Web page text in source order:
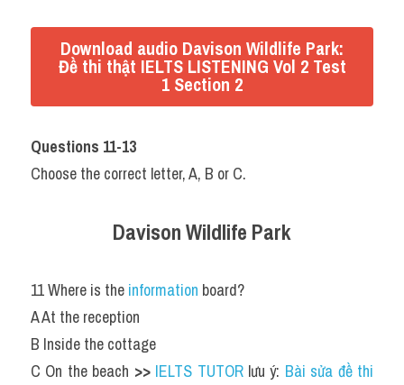
Download audio Davison Wildlife Park:
Đề thi thật IELTS LISTENING Vol 2 Test
1 Section 2
Questions 11-13
Choose the correct letter, A, B or C.
Davison Wildlife Park
11 Where is the information board?
A At the reception
B Inside the cottage
C On the beach >> IELTS TUTOR lưu ý: Bài sửa đề thi